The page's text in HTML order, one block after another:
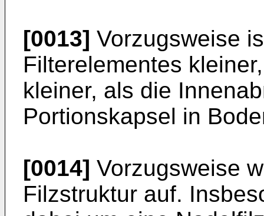
[0013] Vorzugsweise
Filterelementes
kleiner, als die
Portionskapsel in
[0014] Vorzugsweise
Filzstruktur auf.